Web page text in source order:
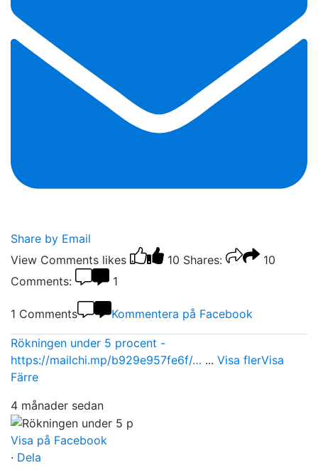
Share by Email
View Comments likes 10 Shares:
10
Comments:
1
1 Comments Kommentera på Facebook
Rökningen under 5 procent -
https://mailchi.mp/b929e957fe6f/… ... Visa flerVisa
Färre
4 månader sedan
Visa på Facebook
· Dela